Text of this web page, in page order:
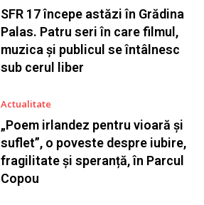
SFR 17 începe astăzi în Grădina
Palas. Patru seri în care filmul,
muzica și publicul se întâlnesc
sub cerul liber
Actualitate
„Poem irlandez pentru vioară și
suflet”, o poveste despre iubire,
fragilitate și speranță, în Parcul
Copou